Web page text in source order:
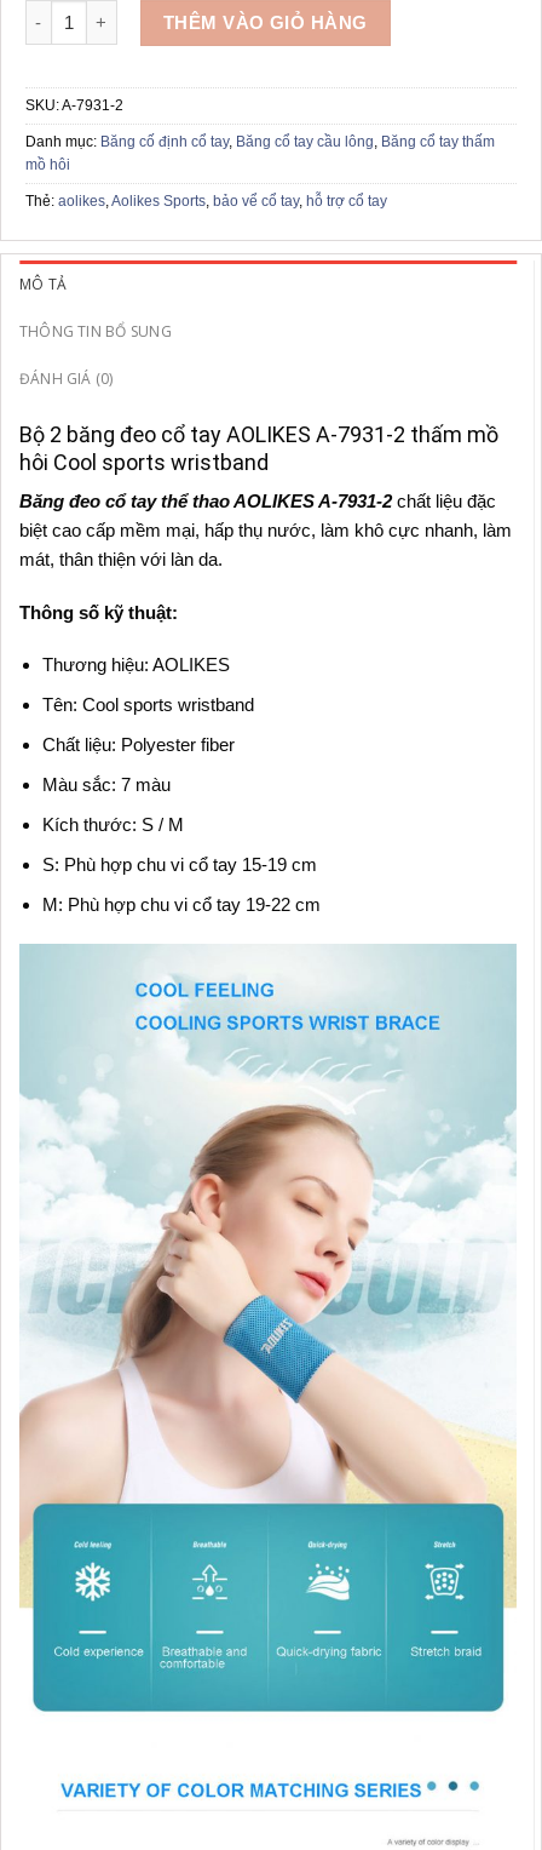
Bộ 2 băng đeo cổ tay AOLIKES A-7931-2 số lượng
THÊM VÀO GIỎ HÀNG
SKU:A-7931-2
Danh mục: Băng cố định cổ tay, Băng cổ tay cầu lông, Băng cổ tay thấm
mồ hôi
Thẻ: aolikes,Aolikes Sports, bảo vể cổ tay, hỗ trợ cổ tay
MÔ TẢ
THÔNG TIN BỔ SUNG
ĐÁNH GIÁ (0)
Bộ 2 băng đeo cổ tay AOLIKES A-7931-2 thấm mồ
hôi Cool sports wristband
Băng đeo cổ tay thể thao AOLIKES A-7931-2chất liệu đặc
biệt cao cấp mềm mại, hấp thụ nước, làm khô cực nhanh, làm
mát, thân thiện với làn da.
Thông số kỹ thuật:
Thương hiệu: AOLIKES
Tên: Cool sports wristband
Chất liệu: Polyester fiber
Màu sắc: 7 màu
Kích thước: S / M
S: Phù hợp chu vi cổ tay 15-19 cm
M: Phù hợp chu vi cổ tay 19-22 cm